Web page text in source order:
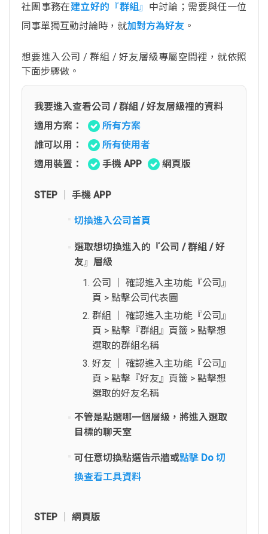
社團事務在建立好的『群組』 中討論；需要與任一位
同事單獨互動討論時，就加對方為好友 。
想要進入公司 / 群組 / 好友層級專屬空間裡，就依照
下面步驟做。
我要進入查看公司 / 群組 / 好友層級裡的資料
適用方案：
所有方案
誰可以用：
所有使用者
適用裝置：
手機 APP 網頁版
STEP │ 手機 APP
切換進入公司首頁
選取想切換進入的『公司 / 群組 / 好
友』層級
公司 │ 確認進入主功能『公司』
頁 > 點擊公司代表圖
群組 │ 確認進入主功能『公司』
頁 > 點擊『群組』頁籤 > 點擊想
選取的群組名稱
好友 │ 確認進入主功能『公司』
頁 > 點擊『好友』頁籤 > 點擊想
選取的好友名稱
不管是點選哪一個層級，將進入選取
目標的聊天室
可任意切換點選告示牆或點擊 Do 切
換查看工具資料
STEP │ 網頁版